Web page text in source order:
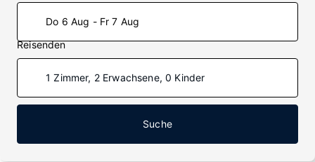
Do 6 Aug - Fr 7 Aug
Reisenden
1 Zimmer, 2 Erwachsene, 0 Kinder
Suche